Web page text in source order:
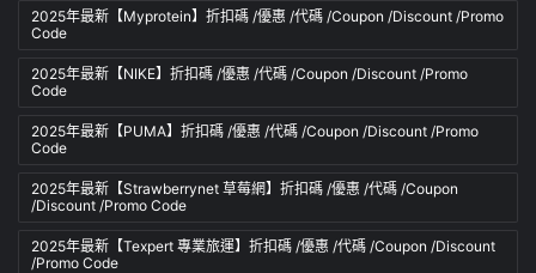
2025年最新【Myprotein】折扣碼 /優惠 /代碼 /Coupon /Discount /Promo
Code
2025年最新【NIKE】折扣碼 /優惠 /代碼 /Coupon /Discount /Promo
Code
2025年最新【PUMA】折扣碼 /優惠 /代碼 /Coupon /Discount /Promo
Code
2025年最新【Strawberrynet 草莓網】折扣碼 /優惠 /代碼 /Coupon
/Discount /Promo Code
2025年最新【Texpert 專業旅運】折扣碼 /優惠 /代碼 /Coupon /Discount
/Promo Code